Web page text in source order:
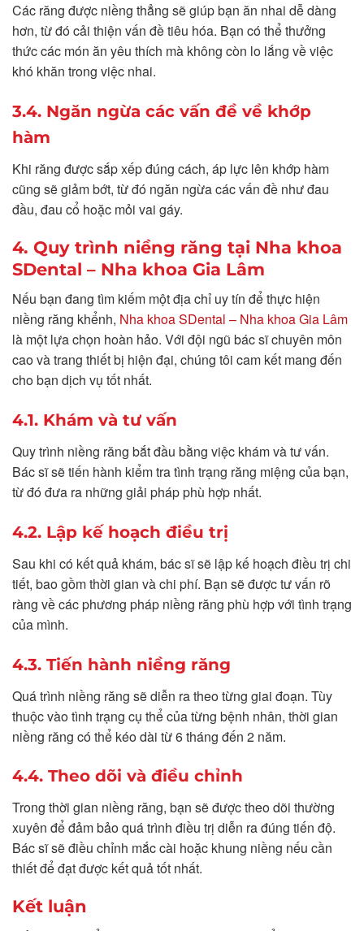
Các răng được niềng thẳng sẽ giúp bạn ăn nhai dễ dàng
hơn, từ đó cải thiện vấn đề tiêu hóa. Bạn có thể thưởng
thức các món ăn yêu thích mà không còn lo lắng về việc
khó khăn trong việc nhai.
3.4. Ngăn ngừa các vấn đề về khớp
hàm
Khi răng được sắp xếp đúng cách, áp lực lên khớp hàm
cũng sẽ giảm bớt, từ đó ngăn ngừa các vấn đề như đau
đầu, đau cổ hoặc mỏi vai gáy.
4. Quy trình niềng răng tại Nha khoa
SDental – Nha khoa Gia Lâm
Nếu bạn đang tìm kiếm một địa chỉ uy tín để thực hiện
niềng răng khểnh, Nha khoa SDental – Nha khoa Gia Lâm
là một lựa chọn hoàn hảo. Với đội ngũ bác sĩ chuyên môn
cao và trang thiết bị hiện đại, chúng tôi cam kết mang đến
cho bạn dịch vụ tốt nhất.
4.1. Khám và tư vấn
Quy trình niềng răng bắt đầu bằng việc khám và tư vấn.
Bác sĩ sẽ tiến hành kiểm tra tình trạng răng miệng của bạn,
từ đó đưa ra những giải pháp phù hợp nhất.
4.2. Lập kế hoạch điều trị
Sau khi có kết quả khám, bác sĩ sẽ lập kế hoạch điều trị chi
tiết, bao gồm thời gian và chi phí. Bạn sẽ được tư vấn rõ
ràng về các phương pháp niềng răng phù hợp với tình trạng
của mình.
4.3. Tiến hành niềng răng
Quá trình niềng răng sẽ diễn ra theo từng giai đoạn. Tùy
thuộc vào tình trạng cụ thể của từng bệnh nhân, thời gian
niềng răng có thể kéo dài từ 6 tháng đến 2 năm.
4.4. Theo dõi và điều chỉnh
Trong thời gian niềng răng, bạn sẽ được theo dõi thường
xuyên để đảm bảo quá trình điều trị diễn ra đúng tiến độ.
Bác sĩ sẽ điều chỉnh mắc cài hoặc khung niềng nếu cần
thiết để đạt được kết quả tốt nhất.
Kết luận